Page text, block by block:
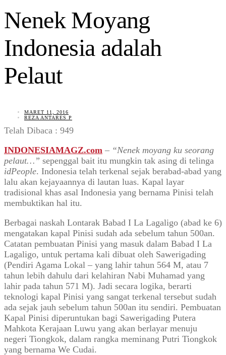
Nenek Moyang
Indonesia adalah
Pelaut
MARET 11, 2016
REZA ANTARES P
Telah Dibaca : 949
INDONESIAMAGZ.com – “Nenek moyang ku seorang
pelaut…” sepenggal bait itu mungkin tak asing di telinga
idPeople. Indonesia telah terkenal sejak berabad-abad yang
lalu akan kejayaannya di lautan luas. Kapal layar
tradisional khas asal Indonesia yang bernama Pinisi telah
membuktikan hal itu.
Berbagai naskah Lontarak Babad I La Lagaligo (abad ke 6)
mengatakan kapal Pinisi sudah ada sebelum tahun 500an.
Catatan pembuatan Pinisi yang masuk dalam Babad I La
Lagaligo, untuk pertama kali dibuat oleh Sawerigading
(Pendiri Agama Lokal – yang lahir tahun 564 M, atau 7
tahun lebih dahulu dari kelahiran Nabi Muhamad yang
lahir pada tahun 571 M). Jadi secara logika, berarti
teknologi kapal Pinisi yang sangat terkenal tersebut sudah
ada sejak jauh sebelum tahun 500an itu sendiri. Pembuatan
Kapal Pinisi diperuntukan bagi Sawerigading Putera
Mahkota Kerajaan Luwu yang akan berlayar menuju
negeri Tiongkok, dalam rangka meminang Putri Tiongkok
yang bernama We Cudai.